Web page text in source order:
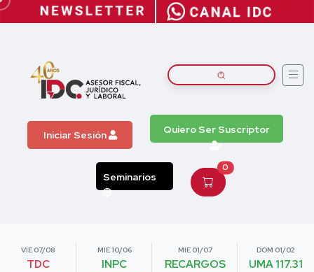
Iniciar Sesión Quiero Ser Suscriptor
Seminarios
0
VIE 07/08
TDC
MIE 10/06
INPC
MIE 01/07
RECARGOS
DOM 01/02
UMA 117.31